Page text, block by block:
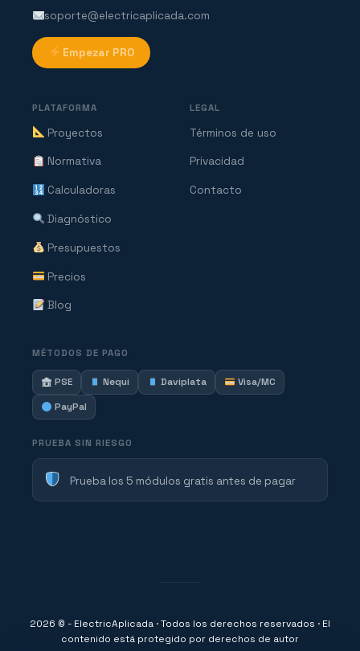
soporte@electricaplicada.com
Empezar PRO
PLATAFORMA
Proyectos
Normativa
Calculadoras
Diagnóstico
Presupuestos
Precios
Blog
LEGAL
Términos de uso
Privacidad
Contacto
MÉTODOS DE PAGO
PSE Nequi Daviplata
Visa/MC
PayPal
PRUEBA SIN RIESGO
Prueba los 5 módulos gratis antes de pagar
2026 © - ElectricAplicada · Todos los derechos reservados · El
contenido está protegido por derechos de autor